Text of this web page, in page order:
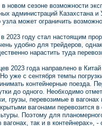
новом сезоне возможности
администраций Казахстана и
может ограничить
2023 году стал настоящим
удобно для трейдеров,
нарастить туда
2023 года направлено в
уже с сентября темпы
контейнерные поезда.
до одного. Необходимо
грузы, перевозимые в
вагонами перевозится
Поэтому для
вагонах, так и в контейнерах»,